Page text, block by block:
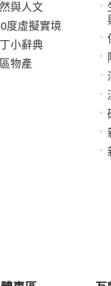
與人文
度虛擬實境
小辭典
物產